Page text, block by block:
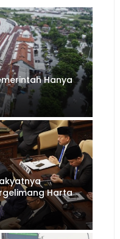
Hanya
Harta